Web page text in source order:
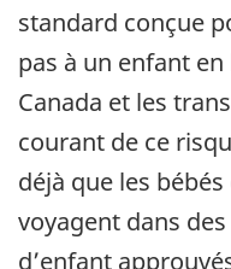
standard conçue
pas à un enfant
Canada et les
courant de ce
déjà que les
voyagent dans
d’enfant